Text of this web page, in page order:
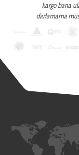
kargo bana
darlamama